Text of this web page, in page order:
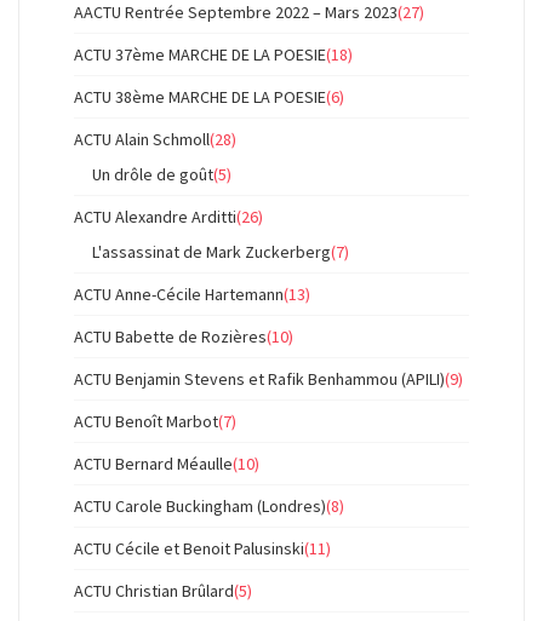
AACTU Rentrée Septembre 2022 – Mars 2023(27)
ACTU 37ème MARCHE DE LA POESIE(18)
ACTU 38ème MARCHE DE LA POESIE(6)
ACTU Alain Schmoll(28)
Un drôle de goût(5)
ACTU Alexandre Arditti(26)
L'assassinat de Mark Zuckerberg(7)
ACTU Anne-Cécile Hartemann(13)
ACTU Babette de Rozières(10)
ACTU Benjamin Stevens et Rafik Benhammou (APILI)(9)
ACTU Benoît Marbot(7)
ACTU Bernard Méaulle(10)
ACTU Carole Buckingham (Londres)(8)
ACTU Cécile et Benoit Palusinski(11)
ACTU Christian Brûlard(5)